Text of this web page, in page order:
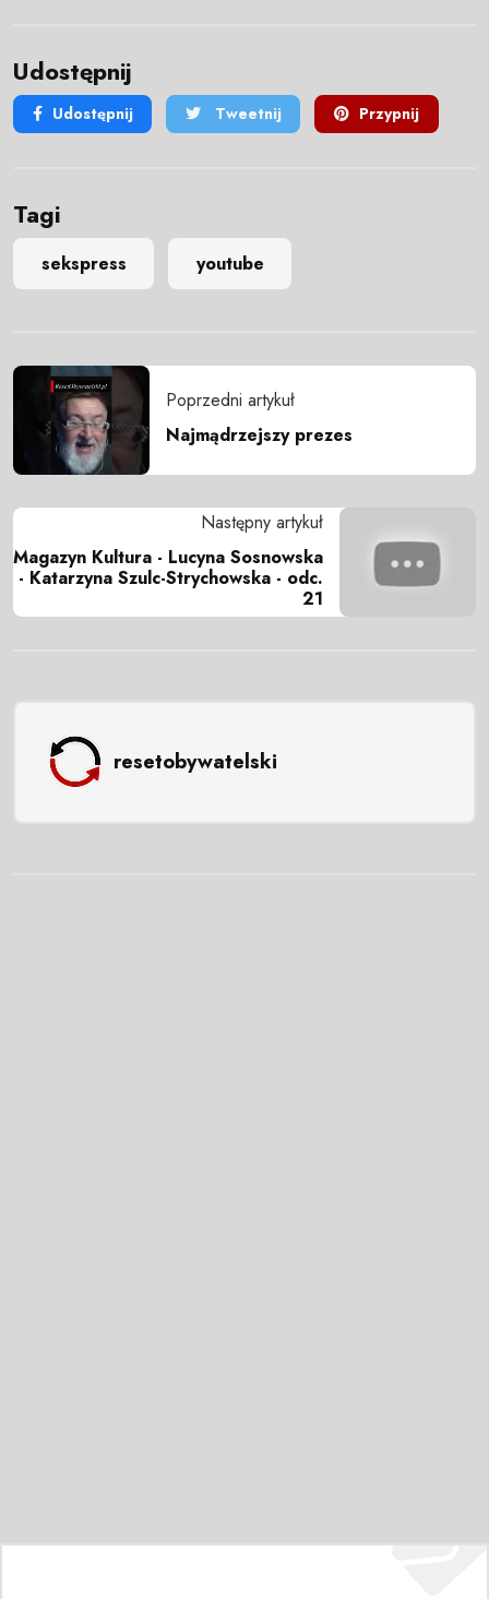
Udostępnij
Udostępnij Tweetnij Przypnij
Tagi
sekspress youtube
Poprzedni artykuł
Najmądrzejszy prezes
Następny artykuł
Magazyn Kultura - Lucyna Sosnowska
- Katarzyna Szulc-Strychowska - odc.
21
resetobywatelski